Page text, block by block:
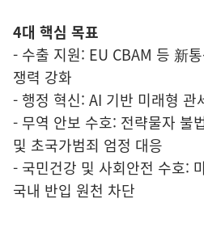
4대 핵심 목표
- 수출 지원: EU CBAM 등 新
쟁력 강화
- 행정 혁신: AI 기반 미래형 관
- 무역 안보 수호: 전략물자 불
및 초국가범죄 엄정 대응
- 국민건강 및 사회안전 수호:
국내 반입 원천 차단